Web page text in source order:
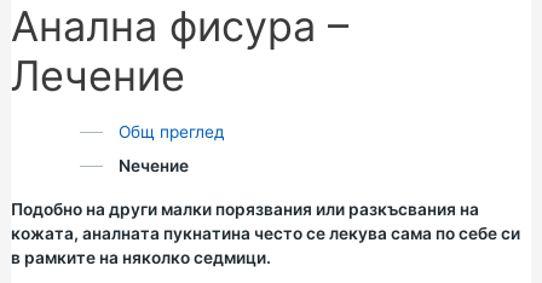
Анална фисура –
Лечение
Общ преглед
Nечение
Подобно на други малки порязвания или разкъсвания на
кожата, аналната пукнатина често се лекува сама по себе си
в рамките на няколко седмици.